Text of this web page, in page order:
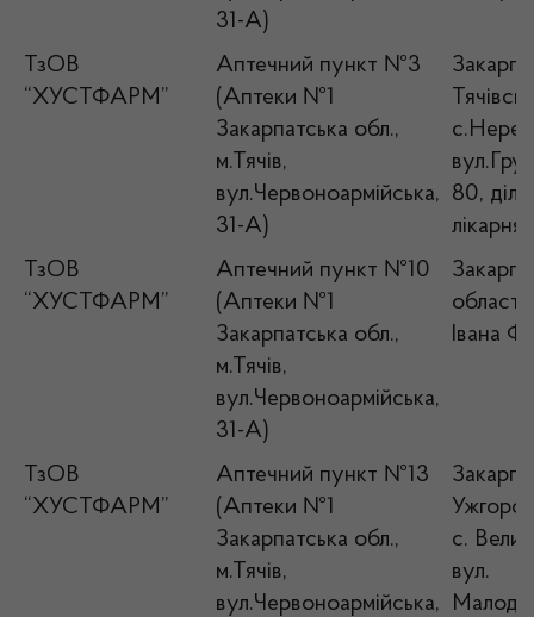
31-А)
ТзОВ
“ХУСТФАРМ”
Аптечний пункт №3
(Аптеки №1
Закарпатська обл.,
м.Тячів,
вул.Червоноармійська,
31-А)
80,
лікарня
ТзОВ
“ХУСТФАРМ”
Аптечний пункт №10
(Аптеки №1
Закарпатська обл.,
м.Тячів,
вул.Червоноармійська,
31-А)
Івана
ТзОВ
“ХУСТФАРМ”
Аптечний пункт №13
(Аптеки №1
Закарпатська обл.,
м.Тячів,
вул.Червоноармійська,
с.
вул.